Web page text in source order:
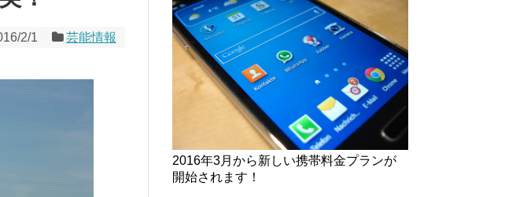
2/1 芸能情報
2016年3月から新しい携帯料金プランが
開始されます！